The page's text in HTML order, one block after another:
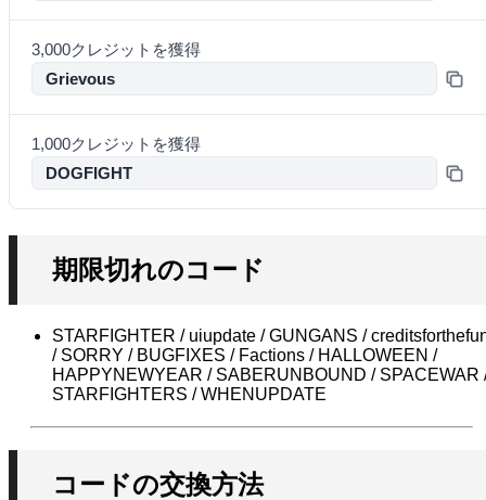
3,000クレジットを獲得
Grievous
1,000クレジットを獲得
DOGFIGHT
期限切れのコード
STARFIGHTER / uiupdate / GUNGANS /
/ SORRY / BUGFIXES / Factions / HALLOWEEN /
HAPPYNEWYEAR / SABERUNBOUND / SPACEWAR
STARFIGHTERS / WHENUPDATE
コードの交換方法